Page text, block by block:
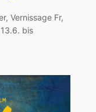
Vernissage Fr,
bis